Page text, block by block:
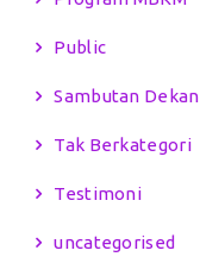
Public
Sambutan Dekan
Tak Berkategori
Testimoni
uncategorised